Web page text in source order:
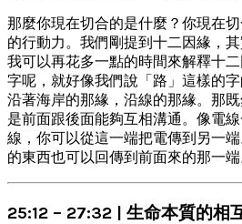
那麼你現在切合的是什麼？你現在
的行動力。我們剛提到十二因緣，
我可以再花多一點的時間來解釋十
字呢，就好像我們說「路」這樣的
沿著海岸的那緣，沿線的那緣。那
是前面跟後面能夠互相溝通。像電
線，你可以從這一端把電傳到另一
的東西也可以回傳到前面來的那一端
25:12 – 27:32 | 生命本質的相